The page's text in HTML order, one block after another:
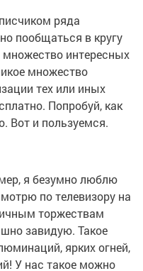
ряда
пообщаться в кругу
множество интересных
множество
тех или иных
Попробуй, как
Вот и пользуемся.
я безумно люблю
по телевизору на
торжествам
завидую. Такое
ярких огней,
У нас такое можно